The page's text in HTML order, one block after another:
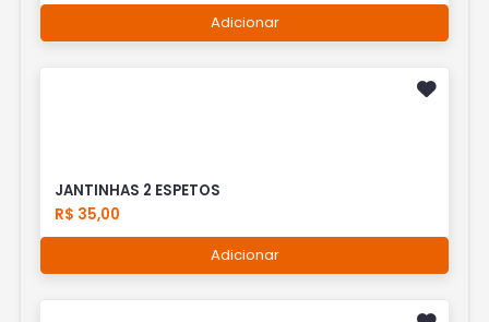
Adicionar
JANTINHAS 2 ESPETOS
R$ 35,00
Adicionar